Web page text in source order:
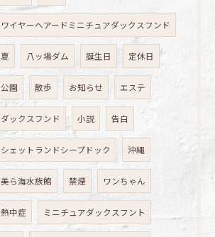
ワイヤーヘアードミニチュアダックスフンド
夏 八ッ場ダム 誕生日 定休日
公園 散歩 お知らせ エステ
ダックスフンド 小説 告白
シェットランドシープドック 沖縄
美ら海水族館 禁煙 ワンちゃん
熱中症 ミニチュアダックスフント